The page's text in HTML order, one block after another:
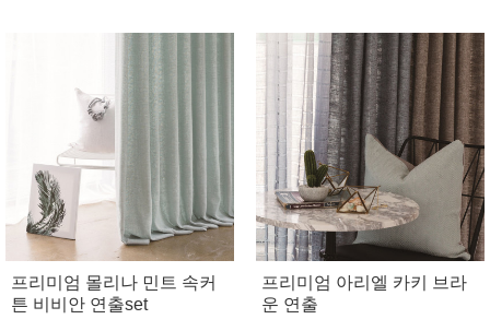
프리미엄 몰리나 민트 속커
튼 비비안 연출set
프리미엄 아리엘 카키 브라
운 연출